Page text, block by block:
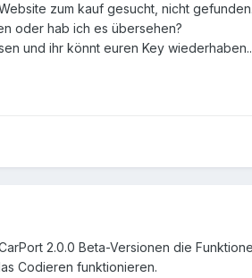
zum kauf gesucht, nicht
oder hab ich es übersehen?
und ihr könnt euren Key
2.0.0 Beta-Versionen die
Codieren funktionieren.